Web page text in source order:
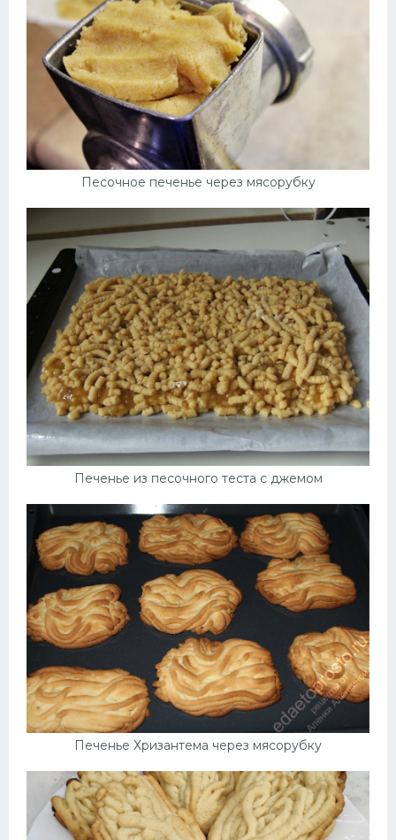
Песочное печенье через мясорубку
Печенье из песочного теста с джемом
Печенье Хризантема через мясорубку